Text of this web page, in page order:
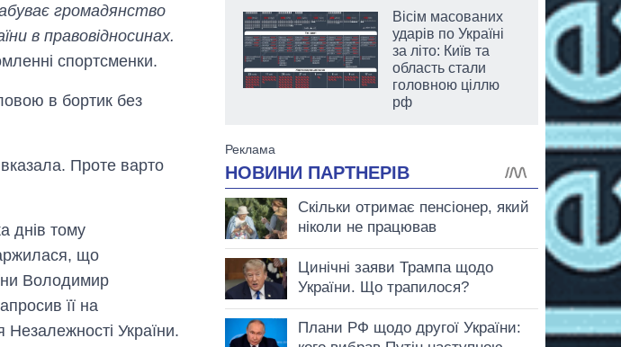
громадянство
в правовідносинах.
спортсменки.
в бортик без
Проте варто
днів тому
що
Володимир
її на
Незалежності України.
Від 1 місяця – до 5
років: хто і як
посаду керівника
Вісім масованих
ударів по Україні
за літо: Київ та
область стали
головною ціллю
рф